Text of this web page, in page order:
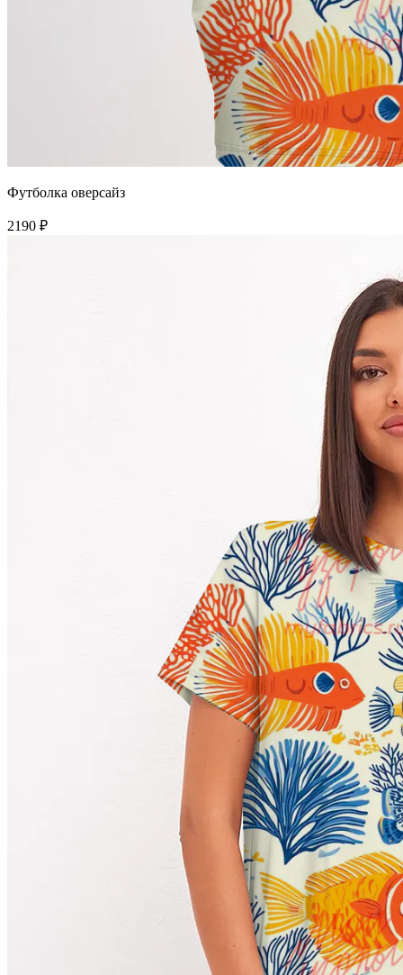
Футболка оверсайз
2190 ₽